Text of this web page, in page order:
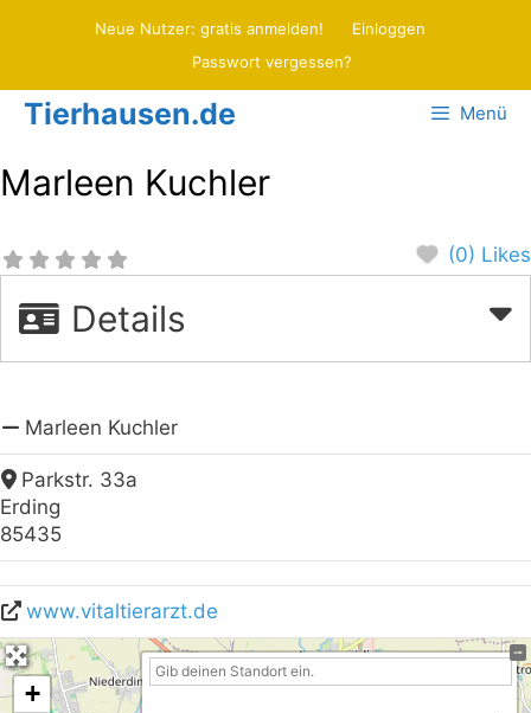
Neue Nutzer: gratis anmelden!
Einloggen
Passwort vergessen?
Tierhausen.de Menü
Marleen Kuchler
(0) Likes
Details
Marleen Kuchler
Parkstr. 33a
Erding
85435
www.vitaltierarzt.de
+